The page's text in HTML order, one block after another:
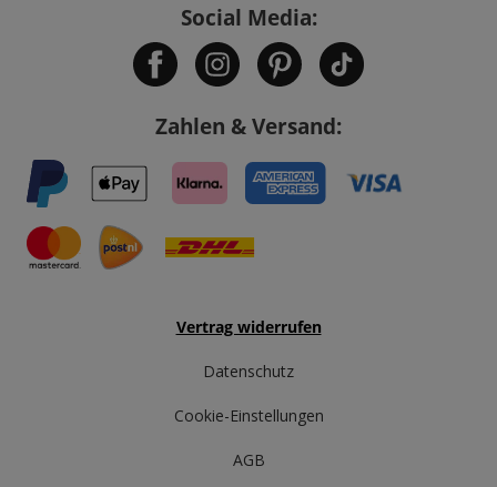
Social Media:
Zahlen & Versand:
Vertrag widerrufen
Datenschutz
Cookie-Einstellungen
AGB